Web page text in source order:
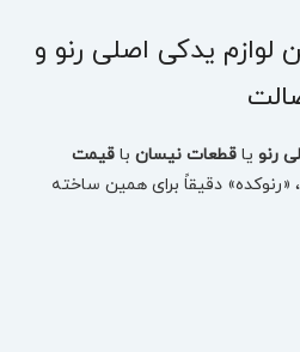
لوازم یدکی اصلی رنو و
رنو یاقطعات نیسان باقیمت
«رنوکده» دقیقاً برای همین ساخته